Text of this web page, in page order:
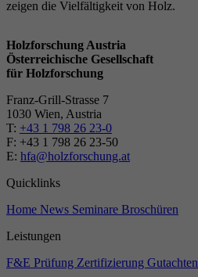
Holzforschung Austria
Österreichische Gesellschaft
für Holzforschung
Franz-Grill-Strasse 7
1030 Wien, Austria
T: +43 1 798 26 23-0
​​F: +43 1 798 26 23-50
E: hfa@holzforschung.at
Quicklinks
Home News Seminare Broschüren
Leistungen
F&E Prüfung Zertifizierung Gutachten